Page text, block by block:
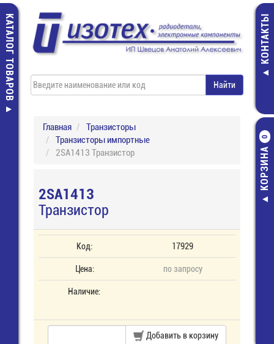
КАТАЛОГ ТОВАРОВ КОНТАКТЫ
КОРЗИНА
0
Главная
Транзисторы
Транзисторы импортные
2SA1413 Транзистор
2SA1413
Транзистор
Код: 17929
Цена: по запросу
Наличие:
Добавить в корзину